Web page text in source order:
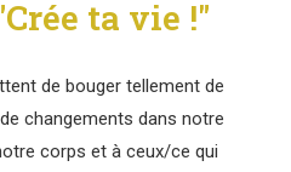
ta vie !"
de bouger tellement de
changements dans notre
corps et à ceux/ce qui